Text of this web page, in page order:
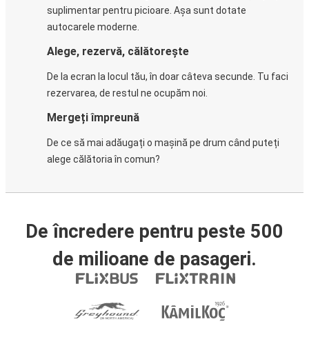
suplimentar pentru picioare. Așa sunt dotate
autocarele moderne.
Alege, rezervă, călătorește
De la ecran la locul tău, în doar câteva secunde. Tu faci
rezervarea, de restul ne ocupăm noi.
Mergeți împreună
De ce să mai adăugați o mașină pe drum când puteți
alege călătoria în comun?
De încredere pentru peste 500
de milioane de pasageri.